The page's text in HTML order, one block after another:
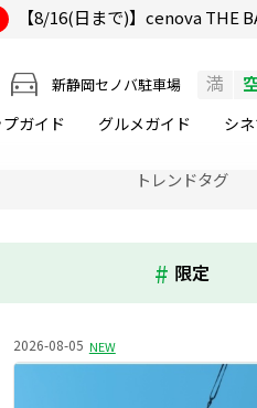
【8/16(日まで)】cenova THE
新静岡セノバ駐車場 満
ガイド グルメガイド シ
トレンドタグ
限定
2026-08-05 NEW